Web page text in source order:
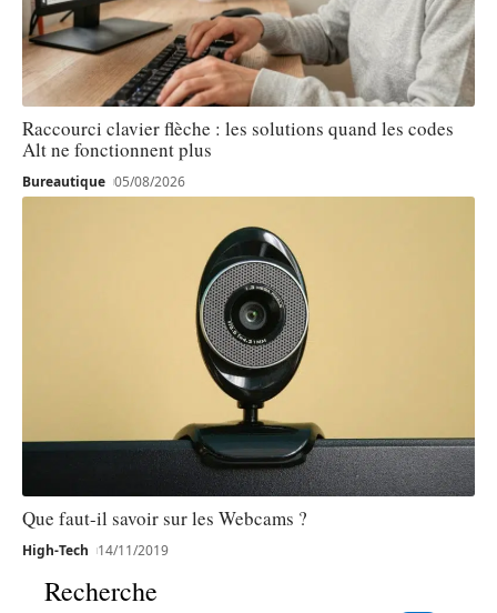
Raccourci clavier flèche : les solutions quand les codes
Alt ne fonctionnent plus
Bureautique 05/08/2026
Que faut-il savoir sur les Webcams ?
High-Tech 14/11/2019
Recherche